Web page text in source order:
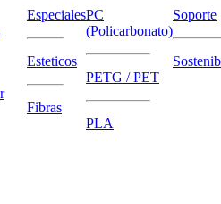
Especiales
Esteticos
Fibras
PC
(Policarbonato)
PETG / PET
PLA
Soporte